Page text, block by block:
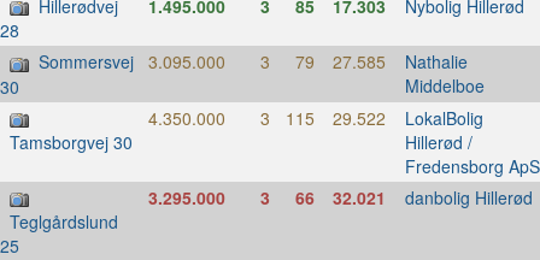
Hillerødvej
28
1.495.000 3 85 17.303 Nybolig Hillerød
Sommersvej
30
3.095.000 3 79 27.585 Nathalie
Middelboe
Tamsborgvej 30
4.350.000 3 115 29.522 LokalBolig
Hillerød /
Fredensborg ApS
Teglgårdslund
25
3.295.000 3 66 32.021 danbolig Hillerød